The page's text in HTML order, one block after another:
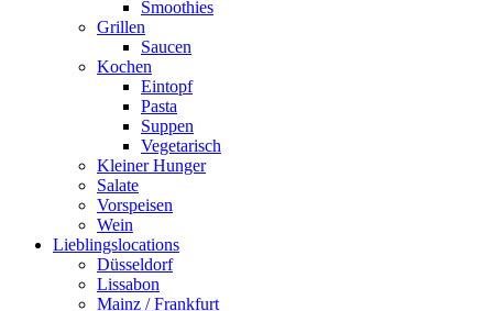
Smoothies
Grillen
Saucen
Kochen
Eintopf
Pasta
Suppen
Vegetarisch
Kleiner Hunger
Salate
Vorspeisen
Wein
Lieblingslocations
Düsseldorf
Lissabon
Mainz / Frankfurt